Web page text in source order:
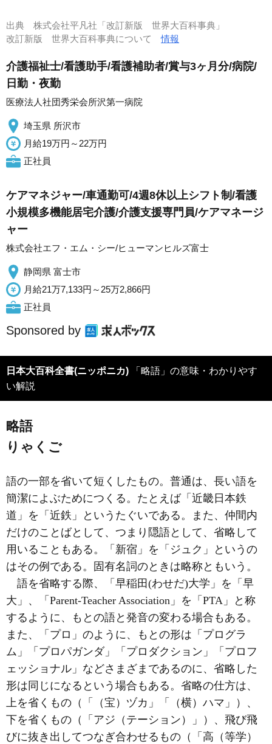
出典 株式会社平凡社「改訂新版 世界大百科事典」
改訂新版 世界大百科事典について情報
介護福祉士/看護助手/看護補助者/賞与3ヶ月分/病院/
日勤・夜勤
医療法人社団秀栄会所沢第一病院
埼玉県 所沢市
月給19万円～22万円
正社員
ケアマネジャー/車通勤可/4週8休以上シフト制/看護
小規模多機能居宅介護/介護支援専門員/ケアマネージ
ャー
株式会社エフ・エム・シー/ヒューマンヒルズ富士
静岡県 富士市
月給21万7,133円～25万2,866円
正社員
Sponsored by
日本大百科全書(ニッポニカ) 「略語」の意味・わかりやす
い解説
略語
りゃくご
語の一部を省いて短くしたもの。普通は、長い語を
簡潔によぶためにつくる。たとえば「近畿日本鉄
道」を「近鉄」というたぐいである。また、仲間内
だけのことばとして、つまり隠語として、省略して
用いることもある。「新宿」を「ジュク」というの
はその例である。固有名詞のときは略称ともいう。
語を省略する際、「早稲田(わせだ)大学」を「早
大」、「Parent-Teacher Association」を「PTA」と称
するように、もとの語と発音の変わる場合もある。
また、「プロ」のように、もとの形は「プログラ
ム」「プロパガンダ」「プロダクション」「プロフ
ェッショナル」などさまざまであるのに、省略した
形は同じになるという場合もある。省略の仕方は、
上を省くもの（「（宝）ヅカ」「（横）ハマ」）、
下を省くもの（「アジ（テーション）」）、飛び飛
びに抜き出してつなぎ合わせるもの（「高（等学）